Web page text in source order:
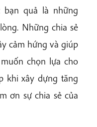
bạn quả là những
Những chia sẻ
cảm hứng và giúp
chọn lựa cho
khi xây dựng tăng
ơn sự chia sẻ của